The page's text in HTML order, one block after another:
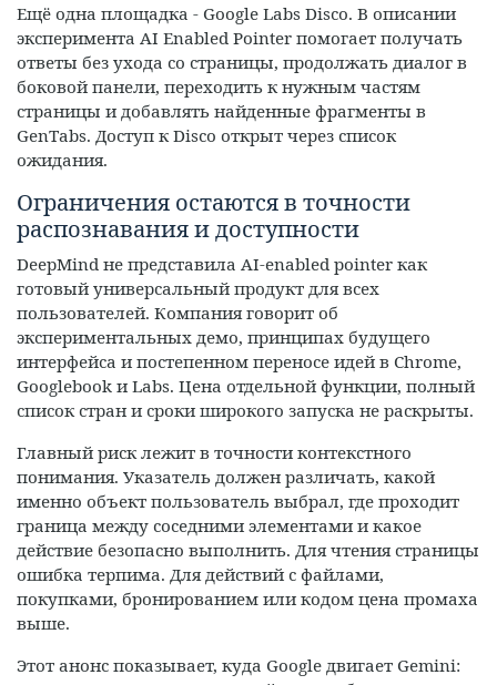
Ещё одна площадка - Google Labs Disco. В описании
эксперимента AI Enabled Pointer помогает получать
ответы без ухода со страницы, продолжать диалог в
боковой панели, переходить к нужным частям
страницы и добавлять найденные фрагменты в
GenTabs. Доступ к Disco открыт через список
ожидания.
Ограничения остаются в точности
распознавания и доступности
DeepMind не представила AI-enabled pointer как
готовый универсальный продукт для всех
пользователей. Компания говорит об
экспериментальных демо, принципах будущего
интерфейса и постепенном переносе идей в Chrome,
Googlebook и Labs. Цена отдельной функции, полный
список стран и сроки широкого запуска не раскрыты.
Главный риск лежит в точности контекстного
понимания. Указатель должен различать, какой
именно объект пользователь выбрал, где проходит
граница между соседними элементами и какое
действие безопасно выполнить. Для чтения страницы
ошибка терпима. Для действий с файлами,
покупками, бронированием или кодом цена промаха
выше.
Этот анонс показывает, куда Google двигает Gemini: